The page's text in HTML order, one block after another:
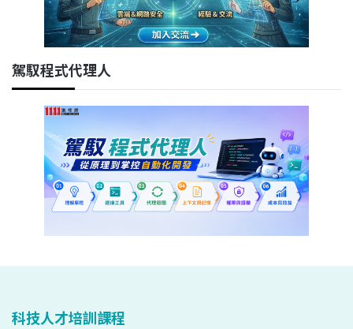
駕馭程式代理人
科技人才培訓課程